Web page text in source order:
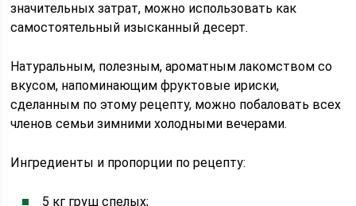
значительных затрат, можно использовать как
самостоятельный изысканный десерт.
Натуральным, полезным, ароматным лакомством со
вкусом, напоминающим фруктовые ириски,
сделанным по этому рецепту, можно побаловать всех
членов семьи зимними холодными вечерами.
Ингредиенты и пропорции по рецепту:
5 кг груш спелых;